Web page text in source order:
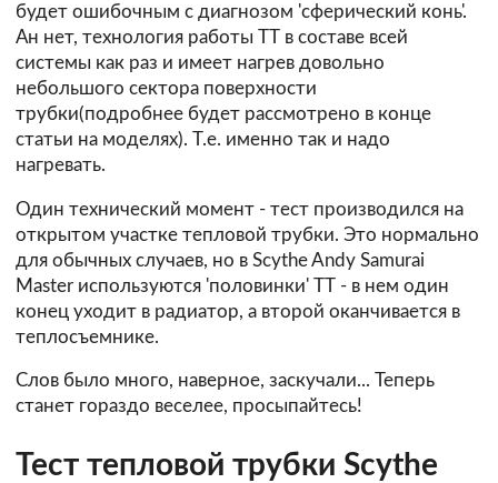
будет ошибочным с диагнозом 'сферический конь'.
Ан нет, технология работы ТТ в составе всей
системы как раз и имеет нагрев довольно
небольшого сектора поверхности
трубки(подробнее будет рассмотрено в конце
статьи на моделях). Т.е. именно так и надо
нагревать.
Один технический момент - тест производился на
открытом участке тепловой трубки. Это нормально
для обычных случаев, но в Scythe Andy Samurai
Master используются 'половинки' ТТ - в нем один
конец уходит в радиатор, а второй оканчивается в
теплосъемнике.
Слов было много, наверное, заскучали... Теперь
станет гораздо веселее, просыпайтесь!
Тест тепловой трубки Scythe